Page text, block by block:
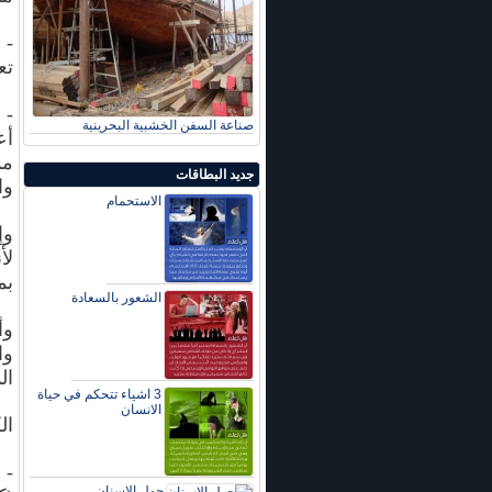
صناعة السفن الخشبية البحرينية
جديد البطاقات
الاستحمام
الشعور بالسعادة
3 اشياء تتحكم في حياة
الانسان
-